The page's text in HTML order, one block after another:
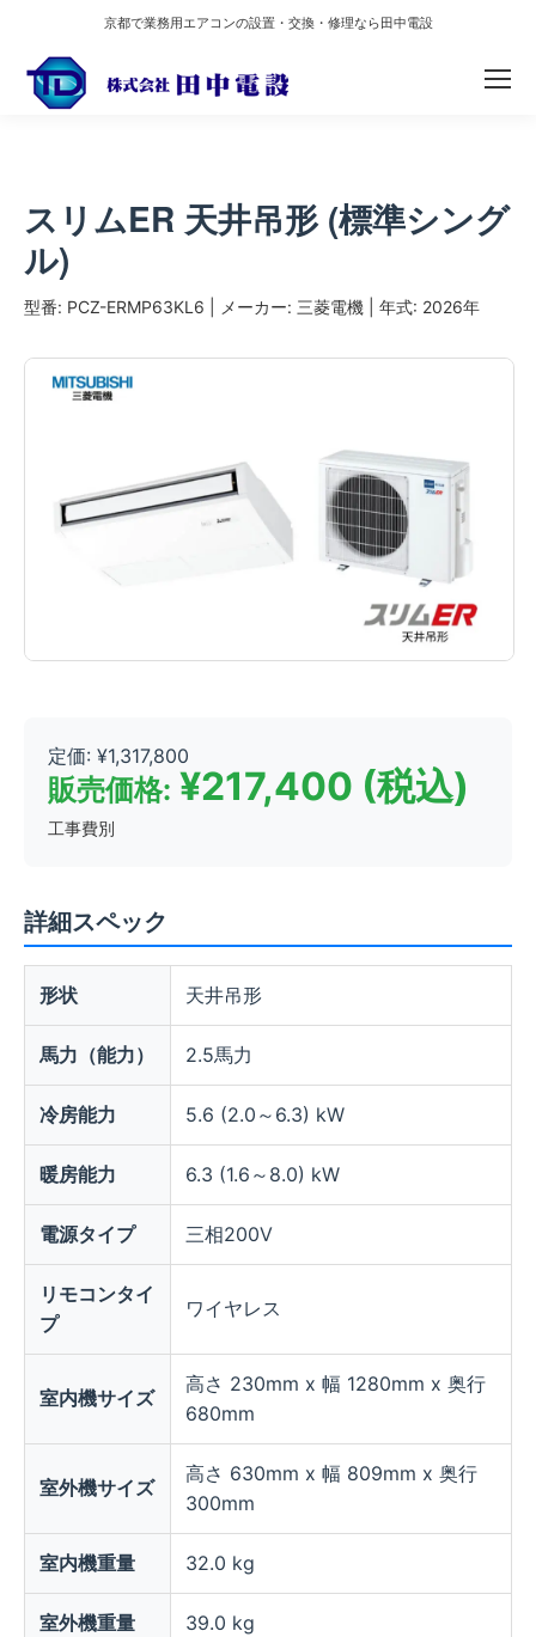
京都で業務用エアコンの設置・交換・修理なら田中電設
スリムER 天井吊形 (標準シング
ル)
型番: PCZ-ERMP63KL6 メーカー: 三菱電機 年式: 2026年
定価: ¥1,317,800
販売価格: ¥217,400 (税込)
工事費別
詳細スペック
形状 天井吊形
馬力（能力） 2.5馬力
冷房能力 5.6 (2.0～6.3) kW
暖房能力 6.3 (1.6～8.0) kW
電源タイプ 三相200V
リモコンタイ
プ
ワイヤレス
室内機サイズ
高さ 230mm x 幅 1280mm x 奥行
680mm
室外機サイズ
高さ 630mm x 幅 809mm x 奥行
300mm
室内機重量 32.0 kg
室外機重量 39.0 kg